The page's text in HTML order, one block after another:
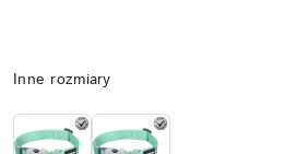
Wariant
Inne rozmiary